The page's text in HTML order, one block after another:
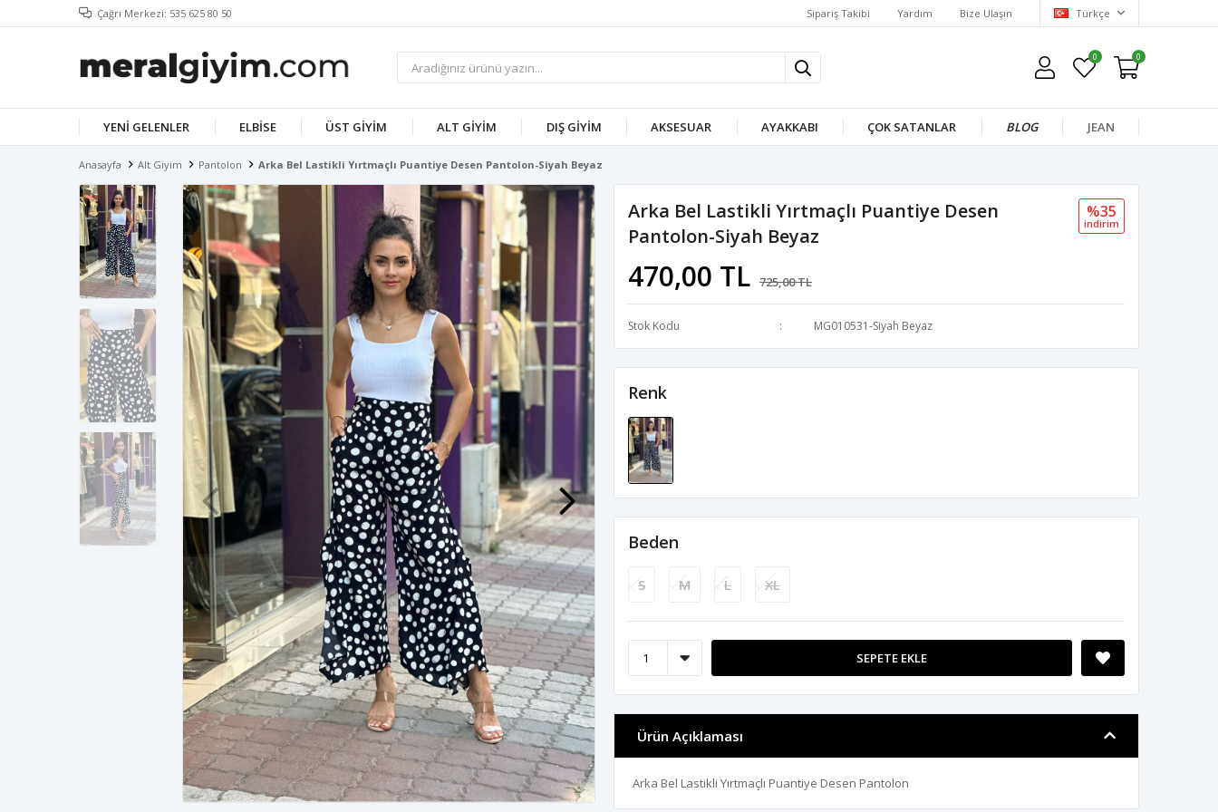
Çağrı Merkezi: 535 625 80 50 Sipariş Takibi Yardım Bize Ulaşın Türkçe
0 0
YENI GELENLER ELBISE ÜST GIYIM ALT GIYIM DIŞ GIYIM AKSESUAR AYAKKABI ÇOK SATANLAR BLOG JEAN
Anasayfa Alt Giyim Pantolon Arka Bel Lastikli Yırtmaçlı Puantiye Desen Pantolon-Siyah Beyaz
Arka Bel Lastikli Yırtmaçlı Puantiye Desen
Pantolon-Siyah Beyaz
470,00 TL 725,00 TL
%35
i̇ndi̇ri̇m
Stok Kodu MG010531-Siyah Beyaz
Renk
Beden
S M L XL
SEPETE EKLE
Ürün Açıklaması
Arka Bel Lastikli Yırtmaçlı Puantiye Desen Pantolon